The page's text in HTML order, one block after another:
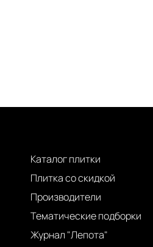
Каталог плитки
Плитка со скидкой
Производители
Тематические подборки
Журнал "Лепота"